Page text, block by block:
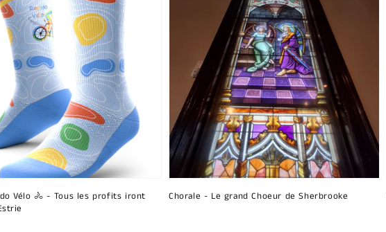
Vélo 🚴 - Tous les profits iront
Chorale - Le grand Choeur de Sherbrooke